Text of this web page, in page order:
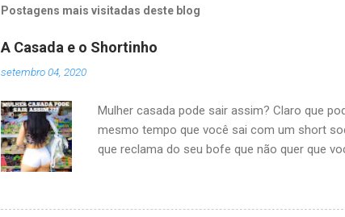
Postagens mais visitadas deste blog
A Casada e o Shortinho
setembro 04, 2020
Mulher casada pode sair assim? Claro que
mesmo tempo que você sai com um short
que reclama do seu bofe que não quer que
suas regras, olhos dos escrotos, escrotas
escroto olhando para o popô delícia da